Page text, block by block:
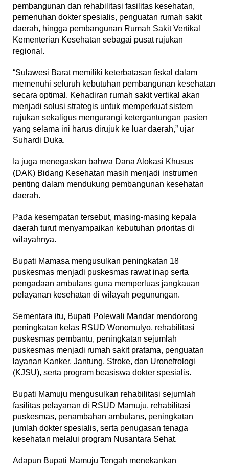
pembangunan dan rehabilitasi fasilitas kesehatan,
pemenuhan dokter spesialis, penguatan rumah sakit
daerah, hingga pembangunan Rumah Sakit Vertikal
Kementerian Kesehatan sebagai pusat rujukan
regional.
“Sulawesi Barat memiliki keterbatasan fiskal dalam
memenuhi seluruh kebutuhan pembangunan kesehatan
secara optimal. Kehadiran rumah sakit vertikal akan
menjadi solusi strategis untuk memperkuat sistem
rujukan sekaligus mengurangi ketergantungan pasien
yang selama ini harus dirujuk ke luar daerah,” ujar
Suhardi Duka.
Ia juga menegaskan bahwa Dana Alokasi Khusus
(DAK) Bidang Kesehatan masih menjadi instrumen
penting dalam mendukung pembangunan kesehatan
daerah.
Pada kesempatan tersebut, masing-masing kepala
daerah turut menyampaikan kebutuhan prioritas di
wilayahnya.
Bupati Mamasa mengusulkan peningkatan 18
puskesmas menjadi puskesmas rawat inap serta
pengadaan ambulans guna memperluas jangkauan
pelayanan kesehatan di wilayah pegunungan.
Sementara itu, Bupati Polewali Mandar mendorong
peningkatan kelas RSUD Wonomulyo, rehabilitasi
puskesmas pembantu, peningkatan sejumlah
puskesmas menjadi rumah sakit pratama, penguatan
layanan Kanker, Jantung, Stroke, dan Uronefrologi
(KJSU), serta program beasiswa dokter spesialis.
Bupati Mamuju mengusulkan rehabilitasi sejumlah
fasilitas pelayanan di RSUD Mamuju, rehabilitasi
puskesmas, penambahan ambulans, peningkatan
jumlah dokter spesialis, serta penugasan tenaga
kesehatan melalui program Nusantara Sehat.
Adapun Bupati Mamuju Tengah menekankan